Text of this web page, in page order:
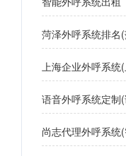
菏泽外呼系统排名
上海企业外呼系统
语音外呼系统定制
尚志代理外呼系统